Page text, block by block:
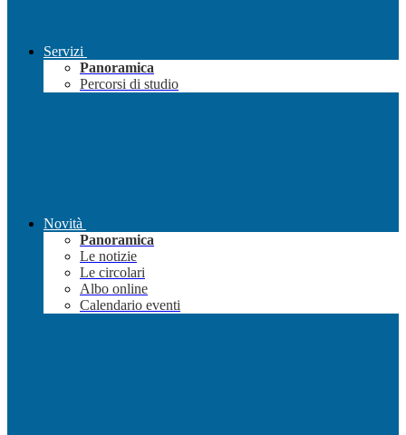
Servizi
Panoramica
Percorsi di studio
Novità
Panoramica
Le notizie
Le circolari
Albo online
Calendario eventi